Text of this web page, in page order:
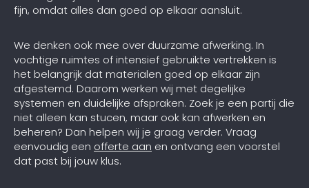
fijn, omdat alles dan goed op elkaar aansluit.
We denken ook mee over duurzame afwerking. In
vochtige ruimtes of intensief gebruikte vertrekken is
het belangrijk dat materialen goed op elkaar zijn
afgestemd. Daarom werken wij met degelijke
systemen en duidelijke afspraken. Zoek je een partij die
niet alleen kan stucen, maar ook kan afwerken en
beheren? Dan helpen wij je graag verder. Vraag
eenvoudig een offerte aan en ontvang een voorstel
dat past bij jouw klus.